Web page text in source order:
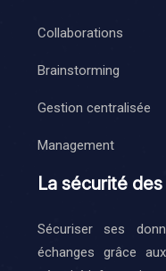
Collaborations
Brainstorming
Gestion centralisée
Management
La sécurité
Sécuriser ses
échanges grâce